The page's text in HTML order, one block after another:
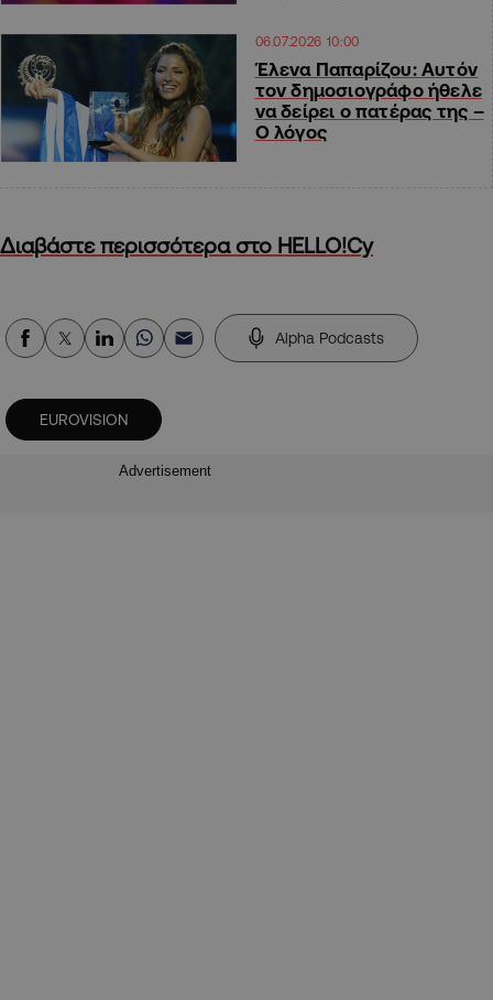
06.07.2026 10:00
Έλενα Παπαρίζου: Αυτόν
τον δημοσιογράφο ήθελε
να δείρει ο πατέρας της –
Ο λόγος
Διαβάστε περισσότερα στο HELLO!Cy
Alpha Podcasts
EUROVISION
Advertisement